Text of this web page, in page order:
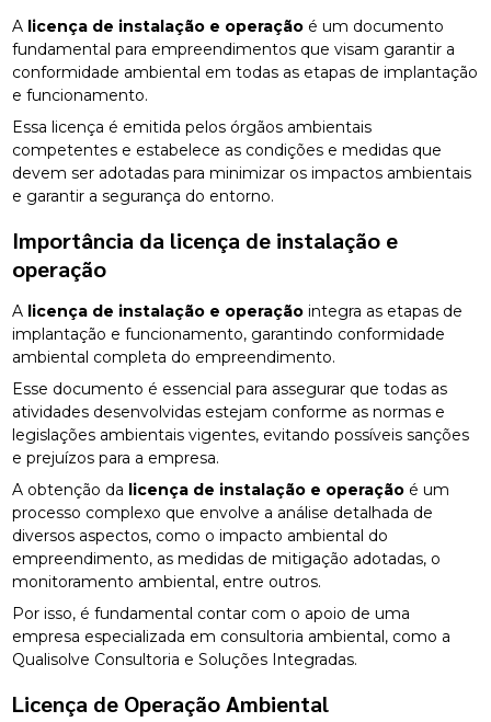
A licença de instalação e operação é um documento
fundamental para empreendimentos que visam garantir a
conformidade ambiental em todas as etapas de implantação
e funcionamento.
Essa licença é emitida pelos órgãos ambientais
competentes e estabelece as condições e medidas que
devem ser adotadas para minimizar os impactos ambientais
e garantir a segurança do entorno.
Importância da licença de instalação e
operação
A licença de instalação e operação integra as etapas de
implantação e funcionamento, garantindo conformidade
ambiental completa do empreendimento.
Esse documento é essencial para assegurar que todas as
atividades desenvolvidas estejam conforme as normas e
legislações ambientais vigentes, evitando possíveis sanções
e prejuízos para a empresa.
A obtenção da licença de instalação e operação é um
processo complexo que envolve a análise detalhada de
diversos aspectos, como o impacto ambiental do
empreendimento, as medidas de mitigação adotadas, o
monitoramento ambiental, entre outros.
Por isso, é fundamental contar com o apoio de uma
empresa especializada em consultoria ambiental, como a
Qualisolve Consultoria e Soluções Integradas.
Licença de Operação Ambiental